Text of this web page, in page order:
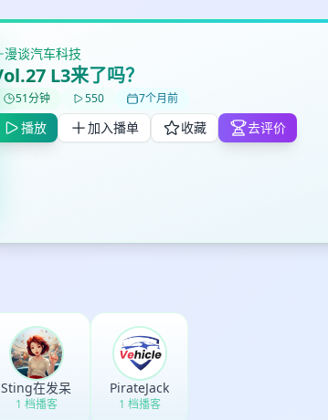
漫谈汽车科技
L3来了吗？
51分钟 550 7个月前
播放 加入播单 收藏 去评价
Sting在发呆
1 档播客
PirateJack
1 档播客